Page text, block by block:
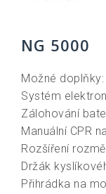
NG 5000
Možné doplňky:
Systém
Zálohování
Manuální CPR
Rozšíření
Držák
Přihrádka na